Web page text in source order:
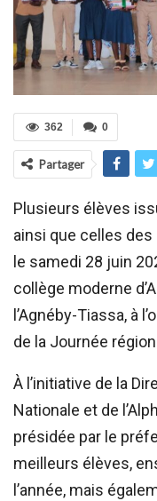
0
362
Partager
Plusieurs élèves
ainsi que celles
le samedi 28 juin
collège moderne
l’Agnéby-Tiassa, à
de la Journée
À l’initiative de la
Nationale et de
présidée par le
meilleurs élèves,
l’année, mais